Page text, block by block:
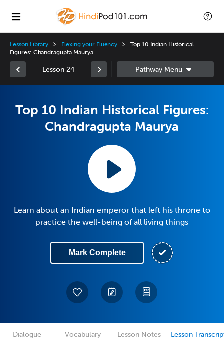
Lesson Library Flexing your Fluency
Top 10 Indian Historical
Figures: Chandragupta Maurya
Lesson 24
Top 10 Indian Historical Figures:
Chandragupta Maurya
Learn about an Indian emperor that left his throne to
practice the well-being of all living things
Mark Complete
Dialogue Vocabulary Lesson Notes Lesson